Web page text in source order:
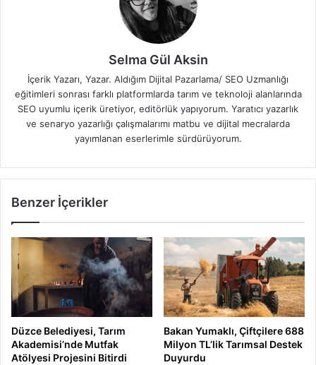
Selma Gül Aksin
İçerik Yazarı, Yazar. Aldığım Dijital Pazarlama/ SEO Uzmanlığı
eğitimleri sonrası farklı platformlarda tarım ve teknoloji alanlarında
SEO uyumlu içerik üretiyor, editörlük yapıyorum. Yaratıcı yazarlık
ve senaryo yazarlığı çalışmalarımı matbu ve dijital mecralarda
yayımlanan eserlerimle sürdürüyorum.
Benzer İçerikler
Düzce Belediyesi, Tarım
Akademisi’nde Mutfak
Atölyesi Projesini Bitirdi
Bakan Yumaklı, Çiftçilere 688
Milyon TL’lik Tarımsal Destek
Duyurdu